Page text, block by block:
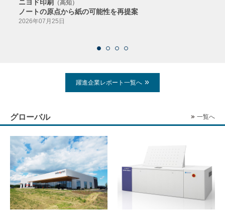
ニヨド印刷 （高知）
ノートの原点から紙の可能性を再提案
2026年07月25日
躍進企業レポート一覧へ
グローバル 一覧へ